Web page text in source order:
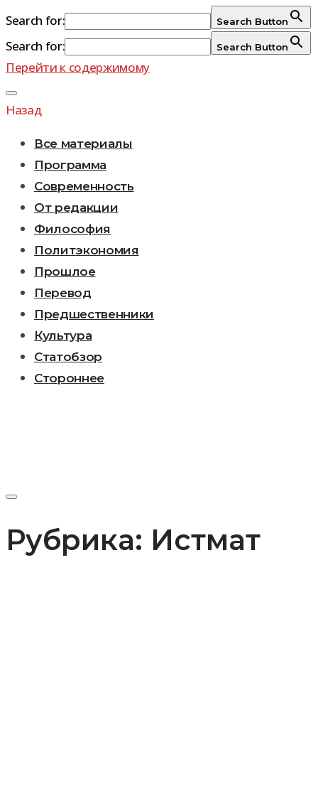
Search for: Search Button
Search for: Search Button
Перейти к содержимому
Назад
Все материалы
Программа
Современность
От редакции
Философия
Политэкономия
Прошлое
Перевод
Предшественники
Культура
Статобзор
Стороннее
Рубрика: Истмат